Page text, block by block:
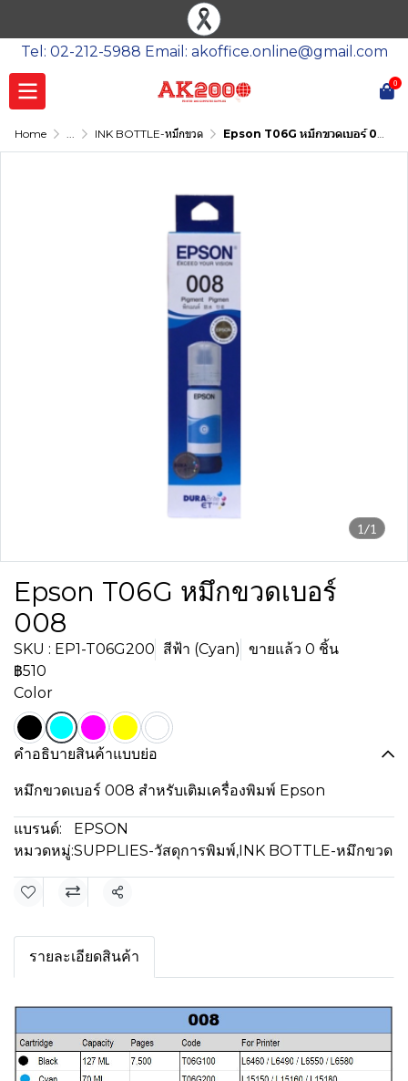
Tel: 02-212-5988 Email: akoffice.online@gmail.com
0
Home ... INK BOTTLE-หมึกขวด Epson T06G หมึกขวดเบอร์ 008
1/1
Epson T06G หมึกขวดเบอร์
008
SKU : EP1-T06G200 สีฟ้า (Cyan) ขายแล้ว 0 ชิ้น
฿510
Color
คำอธิบายสินค้าแบบย่อ
หมึกขวดเบอร์ 008 สำหรับเติมเครื่องพิมพ์ Epson
แบรนด์:
EPSON
หมวดหมู่:SUPPLIES-วัสดุการพิมพ์,INK BOTTLE-หมึกขวด
แชร์
รายละเอียดสินค้า